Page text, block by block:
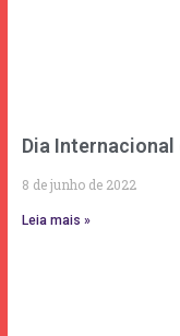
Dia
8 de junho de 2022
Leia mais »